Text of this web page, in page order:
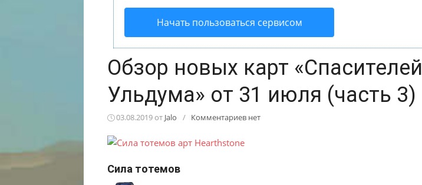
Начать пользоваться сервисом
Обзор новых карт «Спасителей
Ульдума» от 31 июля (часть 3)
03.08.2019от Jalo / Комментариев нет
Сила тотемов